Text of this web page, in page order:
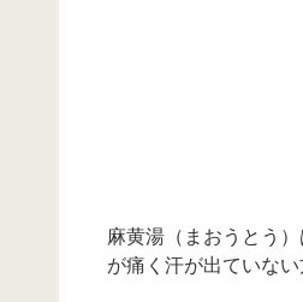
麻黄湯（まおうとう
が痛く汗が出ていな